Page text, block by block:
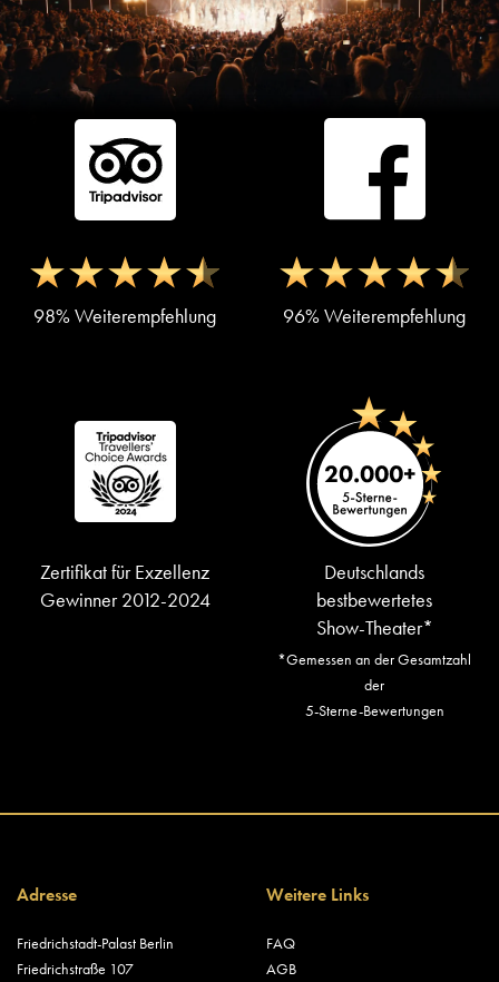
98% Weiterempfehlung 96% Weiterempfehlung
Zertifikat für Exzellenz
Gewinner 2012-2024
Deutschlands
bestbewertetes
Show-Theater*
*Gemessen an der Gesamtzahl
der
5-Sterne-Bewertungen
Adresse
Friedrichstadt-Palast Berlin
Friedrichstraße 107
Weitere Links
FAQ
AGB